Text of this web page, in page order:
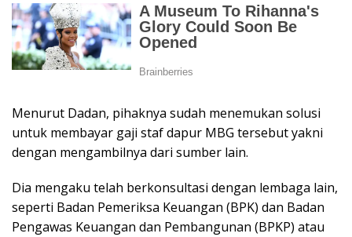
Menurut Dadan, pihaknya sudah menemukan solusi
untuk membayar gaji staf dapur MBG tersebut yakni
dengan mengambilnya dari sumber lain.
Dia mengaku telah berkonsultasi dengan lembaga lain,
seperti Badan Pemeriksa Keuangan (BPK) dan Badan
Pengawas Keuangan dan Pembangunan (BPKP) atau